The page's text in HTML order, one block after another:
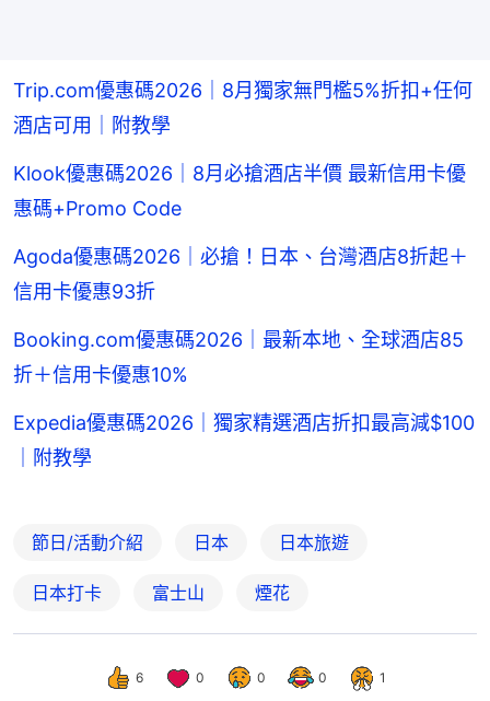
Trip.com優惠碼2026｜8月獨家無門檻5%折扣+任何
酒店可用｜附教學
Klook優惠碼2026｜8月必搶酒店半價 最新信用卡優
惠碼+Promo Code
Agoda優惠碼2026｜必搶！日本、台灣酒店8折起＋
信用卡優惠93折
Booking.com優惠碼2026｜最新本地、全球酒店85
折＋信用卡優惠10%
Expedia優惠碼2026｜獨家精選酒店折扣最高減$100
｜附教學
節日/活動介紹 日本 日本旅遊
日本打卡 富士山 煙花
6 0 0 0 1